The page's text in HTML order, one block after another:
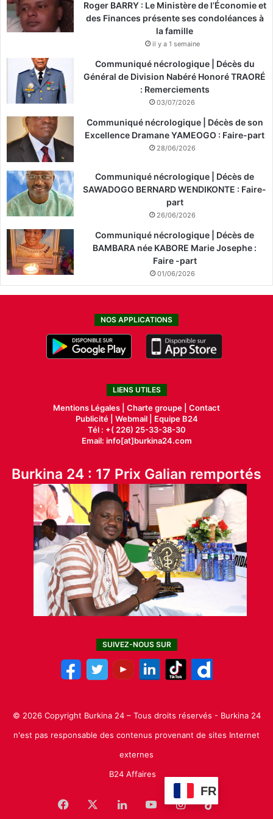
Roger BARRY : Le Ministère de l’Économie et
des Finances présente ses condoléances à
la famille
il y a 1 semaine
Communiqué nécrologique | Décès du
Général de Division Nabéré Honoré TRAORÉ
: Remerciements
03/07/2026
Communiqué nécrologique | Décès de son
Excellence Dramane YAMEOGO : Faire-part
28/06/2026
Communiqué nécrologique | Décès de
SAWADOGO BERNARD WENDIKONTE : Faire-
part
26/06/2026
Communiqué nécrologique | Décès de
BAMBARA née KABORE Marie Josephe :
Faire -part
01/06/2026
NOS APPLICATIONS
LIENS UTILES
Mentions Légales | Charte groupe | Contact
Publicité| Webmail |
Equipe B24
Tél : +( 226) 25-33-38-30
Email: info[at]burkina24.com
Burkina 24 : 17 Prix Galian remportés
SUIVEZ-NOUS SUR
© 2026 Copyright Burkina 24 – Tous droits réservés - Burkina 24
n'est pas responsable des contenus provenant de sites Internet
externes
B24 Affaires
FR
Facebook LinkedinYouTubeInstagram
TikTok